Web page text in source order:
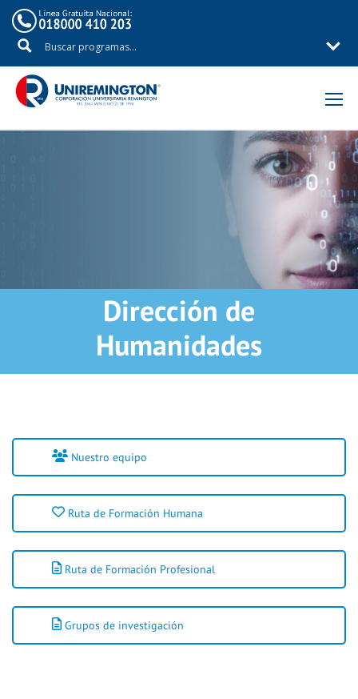
Inicio
Dirección de
Humanidades
Nuestro equipo
Ruta de Formación Humana
Ruta de Formación Profesional
Grupos de investigación